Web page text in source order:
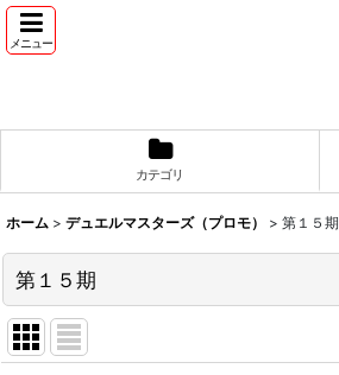
メニュー
カテゴリ
ホーム > デュエルマスターズ（プロモ） > 第１５期
第１５期